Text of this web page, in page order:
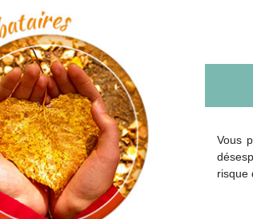
Vous
risque